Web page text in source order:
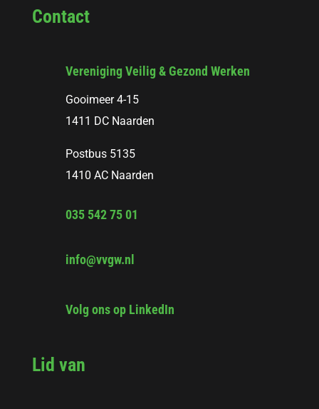
Contact
Vereniging Veilig & Gezond Werken
Gooimeer 4-15
1411 DC Naarden
Postbus 5135
1410 AC Naarden
035 542 75 01
info@vvgw.nl
Volg ons op LinkedIn
Lid van